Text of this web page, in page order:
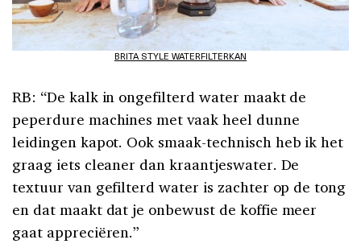
BRITA STYLE WATERFILTERKAN
RB: “De kalk in ongefilterd water maakt de
peperdure machines met vaak heel dunne
leidingen kapot. Ook smaak-technisch heb ik het
graag iets cleaner dan kraantjeswater. De
textuur van gefilterd water is zachter op de tong
en dat maakt dat je onbewust de koffie meer
gaat appreciëren.”